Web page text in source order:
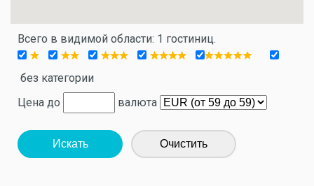
Всего в видимой области: 1 гостиниц.
без категории
Цена до
валюта
Искать Очистить